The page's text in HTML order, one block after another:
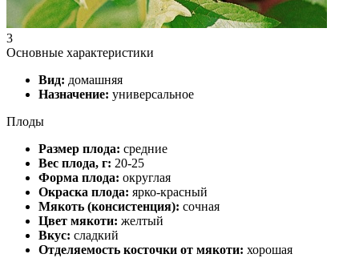
3
Основные характеристики
Вид: домашняя
Назначение: универсальное
Плоды
Размер плода: средние
Вес плода, г: 20-25
Форма плода: округлая
Окраска плода: ярко-красный
Мякоть (консистенция): сочная
Цвет мякоти: желтый
Вкус: сладкий
Отделяемость косточки от мякоти: хорошая